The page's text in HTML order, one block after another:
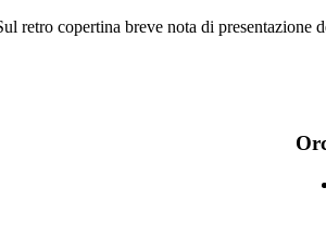
retro copertina breve nota di